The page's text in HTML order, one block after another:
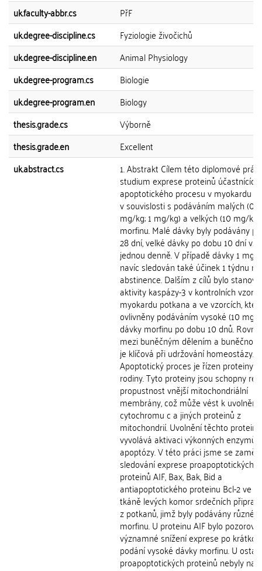
uk.faculty-abbr.cs
PřF
uk.degree-discipline.cs
Fyziologie živočichů
uk.degree-discipline.en
Animal Physiology
uk.degree-program.cs
Biologie
uk.degree-program.en
Biology
thesis.grade.cs
Výborně
thesis.grade.en
Excellent
uk.abstract.cs
1. Abstrakt Cílem této diplomové
studium exprese proteinů
apoptotického procesu v myokardu
v souvislosti s podáváním malých (0,1
mg/kg; 1 mg/kg) a velkých (10 mg/
morfinu. Malé dávky byly podávány
28 dní, velké dávky po dobu 10 dní
jednou denně. V případě dávky 1 mg/
navíc sledován také účinek 1 týdnu
abstinence. Dalším z cílů bylo
aktivity kaspázy-3 v kontrolních
myokardu potkana a ve vzorcích,
ovlivněny podáváním vysoké (10 mg/
dávky morfinu po dobu 10 dnů.
mezi buněčným dělením a buněčnou
je klíčová při udržování homeostázy.
Apoptotický proces je řízen proteiny z
rodiny. Tyto proteiny jsou schopny
propustnost vnější mitochondriální
membrány, což může vést k uvolnění
cytochromu c a jiných proteinů z
mitochondrií. Uvolnění těchto
vyvolává aktivaci výkonných enzymů
apoptózy. V této práci jsme se
sledování exprese proapoptotických
proteinů AIF, Bax, Bak, Bid a
antiapoptotického proteinu Bcl-2 ve
tkáně levých komor srdečních
z potkanů, jimž byly podávány různé
morfinu. U proteinu AIF bylo
významné snížení exprese po
podání vysoké dávky morfinu. U
proapoptotických proteinů nebyly